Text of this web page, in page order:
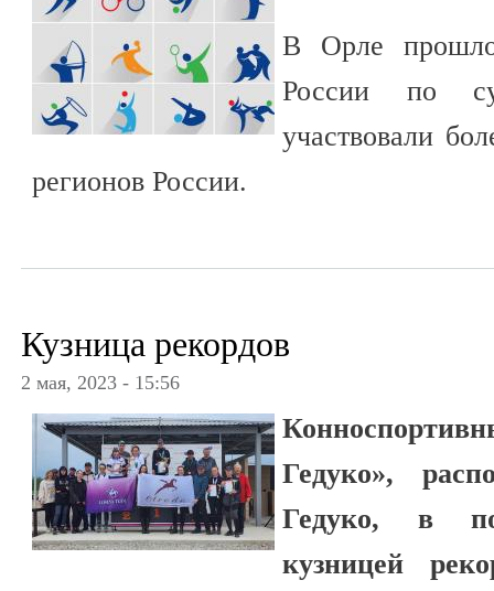
В Орле прошло
России по
участвовали
регионов России.
Кузница рекордов
2 мая, 2023 - 15:56
Гедуко»,
Гедуко, в
кузницей